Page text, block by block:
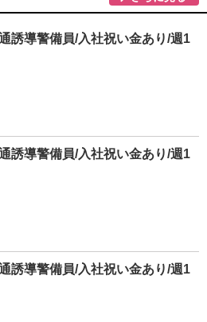
誘導警備員/入社祝い金あり/週1
誘導警備員/入社祝い金あり/週1
誘導警備員/入社祝い金あり/週1